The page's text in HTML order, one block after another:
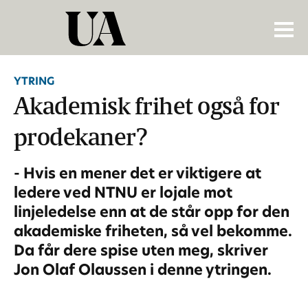
YTRING
Akademisk frihet også for
prodekaner?
- Hvis en mener det er viktigere at
ledere ved NTNU er lojale mot
linjeledelse enn at de står opp for den
akademiske friheten, så vel bekomme.
Da får dere spise uten meg, skriver
Jon Olaf Olaussen i denne ytringen.